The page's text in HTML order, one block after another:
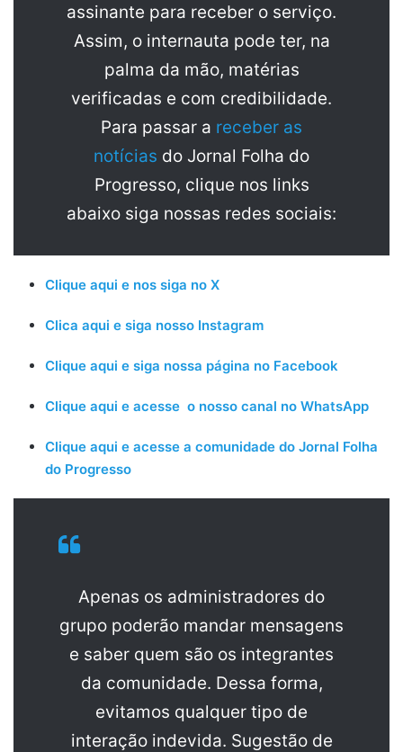
assinante para receber o serviço.
Assim, o internauta pode ter, na
palma da mão, matérias
verificadas e com credibilidade.
Para passar a receber as
notícias do Jornal Folha do
Progresso, clique nos links
abaixo siga nossas redes sociais:
Clique aqui e nos siga no X
Clica aqui e siga nosso Instagram
Clique aqui e siga nossa página no Facebook
Clique aqui e acesse o nosso canal no WhatsApp
Clique aqui e acesse a comunidade do Jornal Folha
do Progresso
Apenas os administradores do
grupo poderão mandar mensagens
e saber quem são os integrantes
da comunidade. Dessa forma,
evitamos qualquer tipo de
interação indevida. Sugestão de